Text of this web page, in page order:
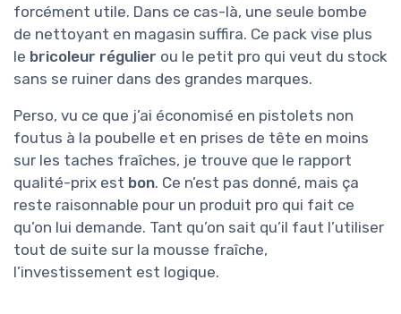
forcément utile. Dans ce cas-là, une seule bombe
de nettoyant en magasin suffira. Ce pack vise plus
le bricoleur régulier ou le petit pro qui veut du stock
sans se ruiner dans des grandes marques.
Perso, vu ce que j’ai économisé en pistolets non
foutus à la poubelle et en prises de tête en moins
sur les taches fraîches, je trouve que le rapport
qualité-prix est bon. Ce n’est pas donné, mais ça
reste raisonnable pour un produit pro qui fait ce
qu’on lui demande. Tant qu’on sait qu’il faut l’utiliser
tout de suite sur la mousse fraîche,
l’investissement est logique.